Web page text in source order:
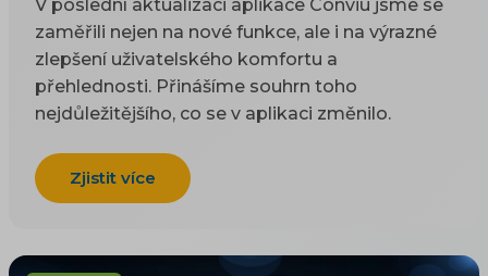
V poslední aktualizaci aplikace Conviu jsme se
zaměřili nejen na nové funkce, ale i na výrazné
zlepšení uživatelského komfortu a
přehlednosti. Přinášíme souhrn toho
nejdůležitějšího, co se v aplikaci změnilo.
Zjistit více